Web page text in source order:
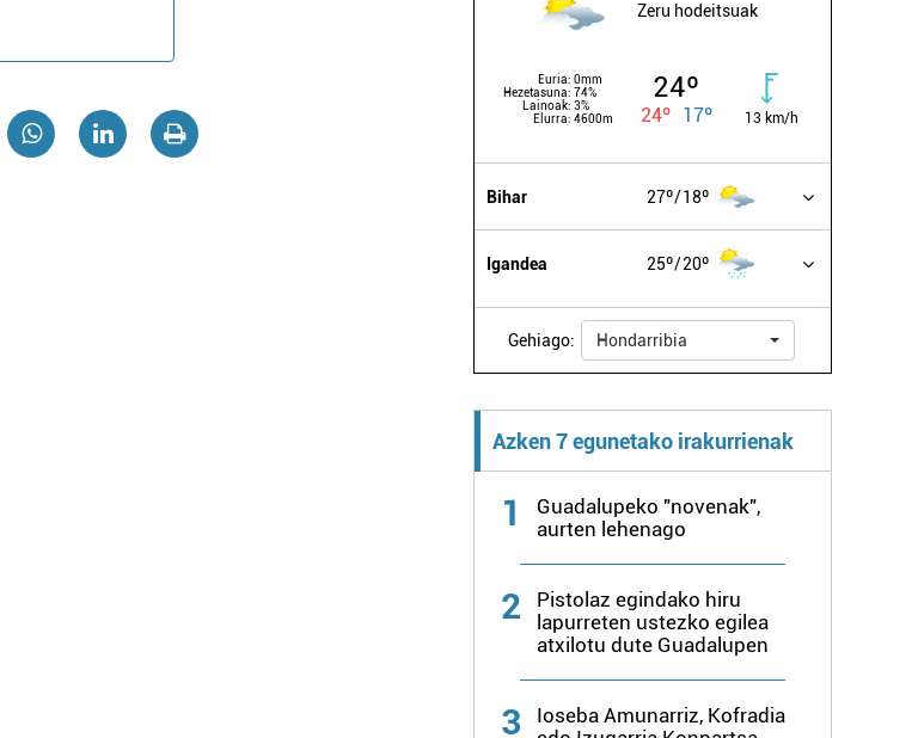
Zeru hodeitsuak
Euria: 0mm
Hezetasuna: 74%
Lainoak: 3%
Elurra: 4600m
24º
24º 17º 13 km/h
Bihar 27º 18º
Igandea 25º 20º
Gehiago: Hondarribia
Azken 7 egunetako irakurrienak
1
Guadalupeko "novenak",
aurten lehenago
2
Pistolaz egindako hiru
lapurreten ustezko egilea
atxilotu dute Guadalupen
3
Ioseba Amunarriz, Kofradia